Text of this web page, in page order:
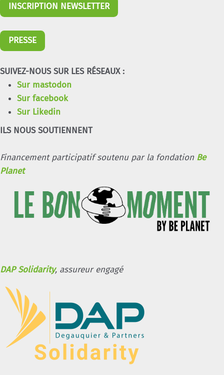
INSCRIPTION NEWSLETTER
PRESSE
SUIVEZ-NOUS SUR LES RÉSEAUX :
Sur mastodon
Sur facebook
Sur Likedin
ILS NOUS SOUTIENNENT
Financement participatif soutenu par la fondation Be
Planet
DAP Solidarity, assureur engagé